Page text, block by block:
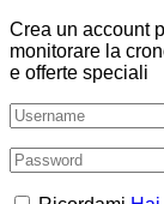
Crea un account
monitorare la
e offerte speciali